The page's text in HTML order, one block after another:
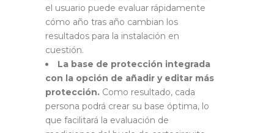
el usuario puede evaluar rápidamente
cómo año tras año cambian los
resultados para la instalación en
cuestión.
La base de protección integrada
con la opción de añadir y editar más
protección. Como resultado, cada
persona podrá crear su base óptima, lo
que facilitará la evaluación de